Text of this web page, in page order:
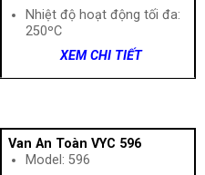
Nhiệt độ hoạt động tối đa:
250ºC
XEM CHI TIẾT
Van An Toàn VYC 596
Model: 596